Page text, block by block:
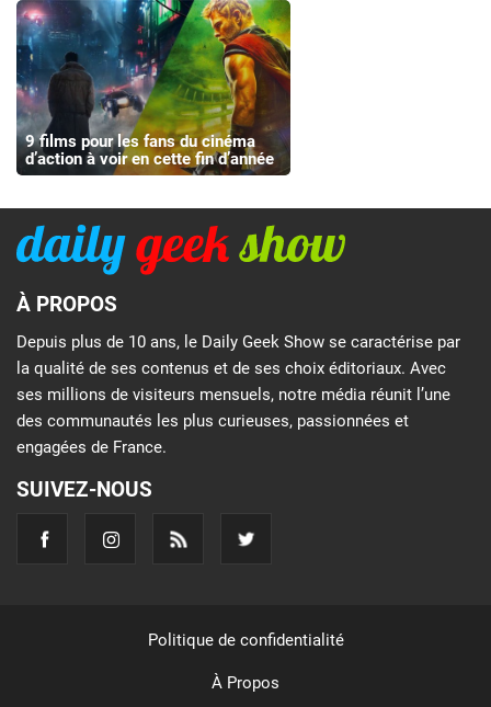
9 films pour les fans du cinéma
d’action à voir en cette fin d’année
À PROPOS
Depuis plus de 10 ans, le Daily Geek Show se caractérise par
la qualité de ses contenus et de ses choix éditoriaux. Avec
ses millions de visiteurs mensuels, notre média réunit l’une
des communautés les plus curieuses, passionnées et
engagées de France.
SUIVEZ-NOUS
Politique de confidentialité
À Propos